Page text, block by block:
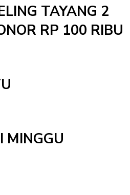
TAYANG 2
RP 100 RIBU
MINGGU